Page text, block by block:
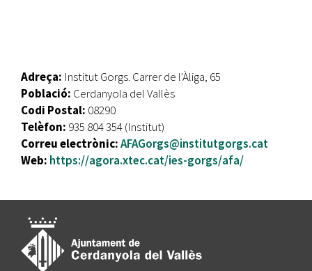
Adreça: Institut Gorgs. Carrer de l'Àliga, 65
Població: Cerdanyola del Vallès
Codi Postal: 08290
Telèfon: 935 804 354 (Institut)
Correu electrònic:AFAGorgs@institutgorgs.cat
Web: https://agora.xtec.cat/ies-gorgs/afa/